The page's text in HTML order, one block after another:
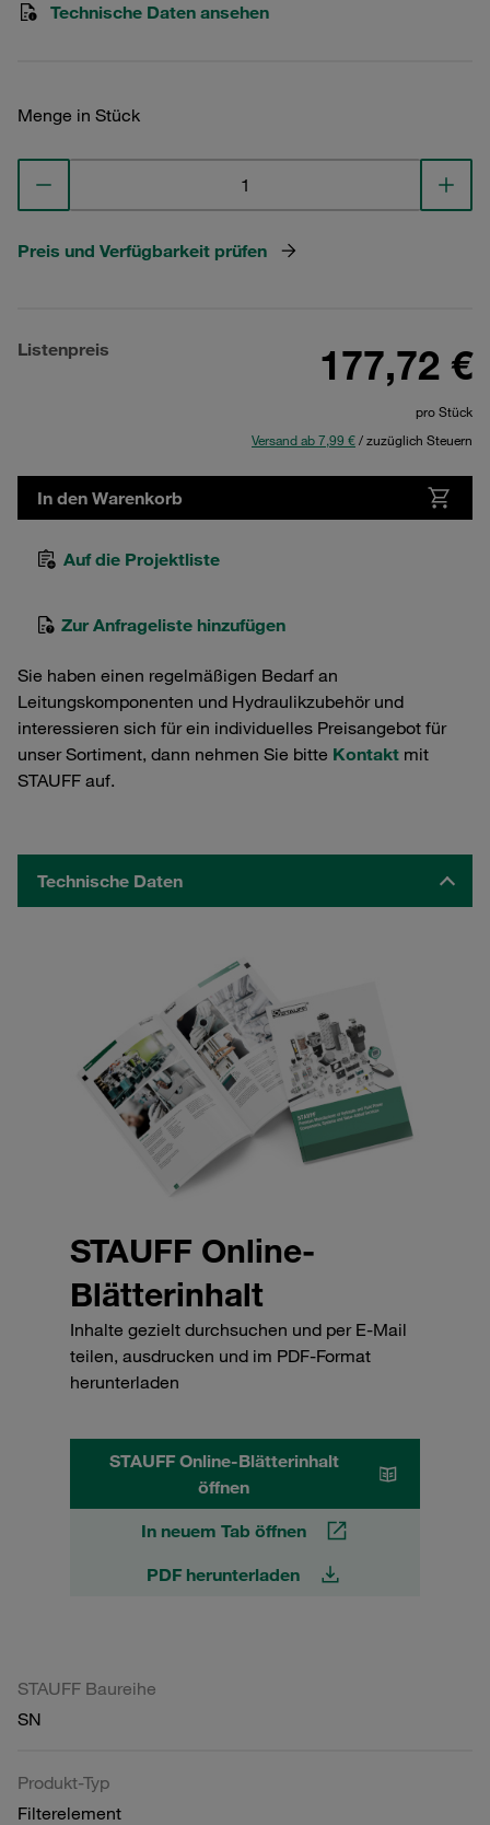
Technische Daten ansehen
Menge in Stück
Preis und Verfügbarkeit prüfen
Listenpreis 177,72 €
pro Stück
Versand ab 7,99 €/ zuzüglich Steuern
In den Warenkorb
Auf die Projektliste
Zur Anfrageliste hinzufügen
Sie haben einen regelmäßigen Bedarf an
Leitungskomponenten und Hydraulikzubehör und
interessieren sich für ein individuelles Preisangebot für
unser Sortiment, dann nehmen Sie bitte Kontakt mit
STAUFF auf.
Technische Daten
STAUFF Online-
Blätterinhalt
Inhalte gezielt durchsuchen und per E-Mail
teilen, ausdrucken und im PDF-Format
herunterladen
STAUFF Online-Blätterinhalt
öffnen
In neuem Tab öffnen
PDF herunterladen
STAUFF Baureihe
SN
Produkt-Typ
Filterelement